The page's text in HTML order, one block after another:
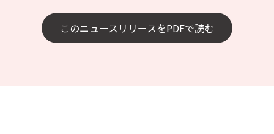
このニュースリリースをPDFで読む